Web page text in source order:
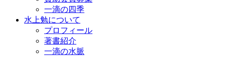
一滴の四季
水上勉について
プロフィール
著書紹介
一滴の水脈